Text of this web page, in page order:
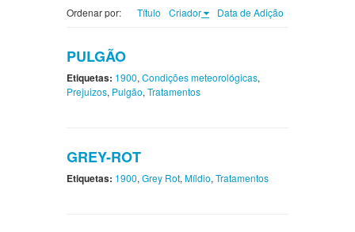
Ordenar por: Título Criador Data de Adição
PULGÃO
Etiquetas: 1900, Condições meteorológicas,
Prejuizos, Pulgão, Tratamentos
GREY-ROT
Etiquetas: 1900, Grey Rot, Míldio, Tratamentos